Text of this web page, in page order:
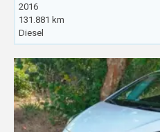
2016
131.881 km
Diesel